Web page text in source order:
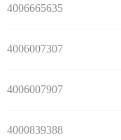
4006665635
4006007307
4006007907
4000839388